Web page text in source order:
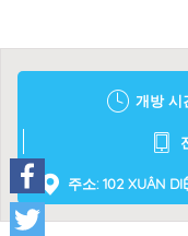
개방 시
주소: 102 XUÂN
Facebook